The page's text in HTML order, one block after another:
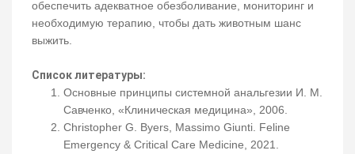
обеспечить адекватное обезболивание, мониторинг и
необходимую терапию, чтобы дать животным шанс
выжить.
Список литературы:
Основные принципы системной анальгезии И. М.
Савченко, «Клиническая медицина», 2006.
Christopher G. Byers, Massimo Giunti. Feline
Emergency & Critical Care Medicine, 2021.